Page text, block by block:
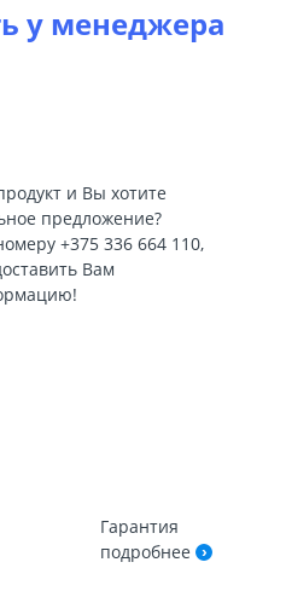
у менеджера
и Вы хотите
предложение?
+375 336 664 110,
Вам
Гарантия
подробнее